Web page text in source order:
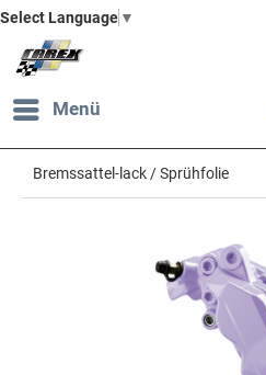
Select Language ▼
Menü
Bremssattel-lack / Sprühfolie